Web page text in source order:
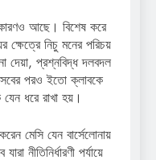
কারণও আছে। বিশেষ করে
ক্ষেত্রে নিচু মনের পরিচয়
দেয়া, প্রশ্নবিদ্ধ দলবদল
পরও ইতো ক্লাবকে
ধরে রাখা হয়।
মেসি যেন বার্সেলোনায়
নীতিনির্ধারণী পর্যায়ে